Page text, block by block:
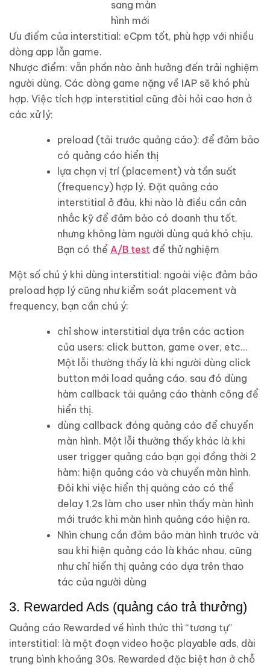
sang màn
hình mới
Ưu điểm của interstitial: eCpm tốt, phù hợp với nhiều
dòng app lẫn game.
Nhược điểm: vẫn phần nào ảnh hưởng đến trải nghiệm
người dùng. Các dòng game nặng về IAP sẽ khó phù
hợp. Việc tích hợp interstitial cũng đòi hỏi cao hơn ở
các xử lý:
preload (tải trước quảng cáo): để đảm bảo
có quảng cáo hiển thị
lựa chọn vị trí (placement) và tần suất
(frequency) hợp lý. Đặt quảng cáo
interstitial ở đâu, khi nào là điều cần cân
nhắc kỹ để đảm bảo có doanh thu tốt,
nhưng không làm người dùng quá khó chịu.
Bạn có thể A/B test để thử nghiệm
Một số chú ý khi dùng interstitial: ngoài việc đảm bảo
preload hợp lý cũng như kiểm soát placement và
frequency, bạn cần chú ý:
chỉ show interstitial dựa trên các action
của users: click button, game over, etc…
Một lỗi thường thấy là khi người dùng click
button mới load quảng cáo, sau đó dùng
hàm callback tải quảng cáo thành công để
hiển thị.
dùng callback đóng quảng cáo để chuyển
màn hình. Một lỗi thường thấy khác là khi
user trigger quảng cáo bạn gọi đồng thời 2
hàm: hiện quảng cáo và chuyển màn hình.
Đôi khi việc hiển thị quảng cáo có thể
delay 1,2s làm cho user nhìn thấy màn hình
mới trước khi màn hình quảng cáo hiện ra.
Nhìn chung cần đảm bảo màn hình trước và
sau khi hiện quảng cáo là khác nhau, cũng
như chỉ hiển thị quảng cáo dựa trên thao
tác của người dùng
3. Rewarded Ads (quảng cáo trả thưởng)
Quảng cáo Rewarded về hình thức thì “tương tự”
interstitial: là một đoạn video hoặc playable ads, dài
trung bình khoảng 30s. Rewarded đặc biệt hơn ở chỗ